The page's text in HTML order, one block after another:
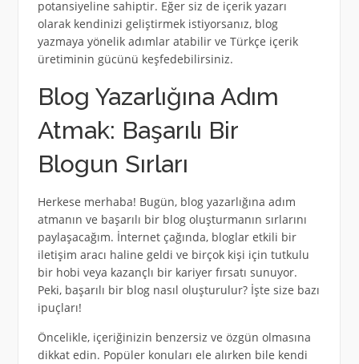
potansiyeline sahiptir. Eğer siz de içerik yazarı
olarak kendinizi geliştirmek istiyorsanız, blog
yazmaya yönelik adımlar atabilir ve Türkçe içerik
üretiminin gücünü keşfedebilirsiniz.
Blog Yazarlığına Adım
Atmak: Başarılı Bir
Blogun Sırları
Herkese merhaba! Bugün, blog yazarlığına adım
atmanın ve başarılı bir blog oluşturmanın sırlarını
paylaşacağım. İnternet çağında, bloglar etkili bir
iletişim aracı haline geldi ve birçok kişi için tutkulu
bir hobi veya kazançlı bir kariyer fırsatı sunuyor.
Peki, başarılı bir blog nasıl oluşturulur? İşte size bazı
ipuçları!
Öncelikle, içeriğinizin benzersiz ve özgün olmasına
dikkat edin. Popüler konuları ele alırken bile kendi